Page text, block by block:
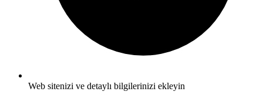
Web sitenizi ve detaylı bilgilerinizi ekleyin